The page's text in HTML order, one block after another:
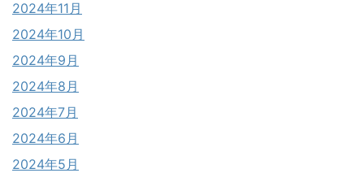
2024年11月
2024年10月
2024年9月
2024年8月
2024年7月
2024年6月
2024年5月